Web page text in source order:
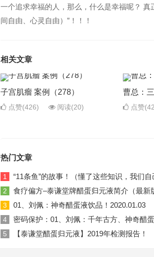
一个追求幸福的人，那么，什么是幸福呢？
间自由、心灵自由）”！！！
相关文章
子宫肌瘤 案例（278）
点赞(426) 阅读(20)
曹总：
点赞
热门文章
1 “11条鱼”的故事！（懂了这些知识，我们
2 食疗偏方–泰谦堂牌醋蛋归元液简介（最新
3 01、刘佩：神奇醋蛋液饮品！2020.01.03
4 密码保护：01、刘佩：千年古方、神奇醋
5 【泰谦堂醋蛋归元液】2019年检测报告！